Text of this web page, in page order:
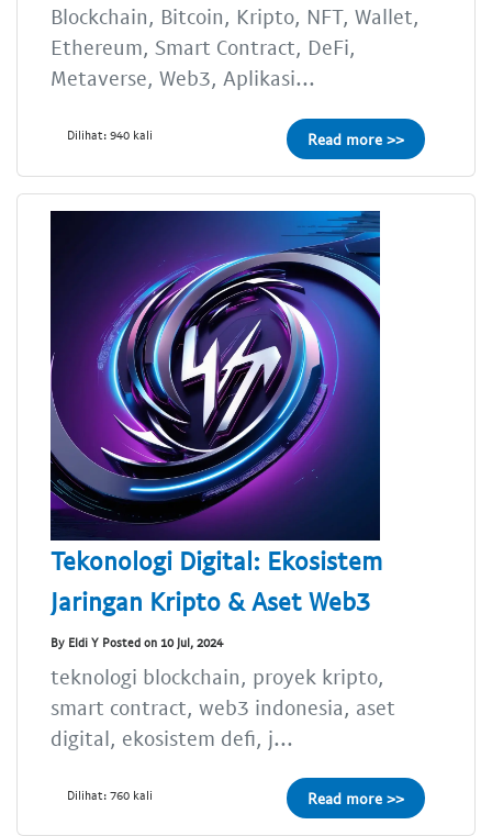
Blockchain, Bitcoin, Kripto, NFT, Wallet,
Ethereum, Smart Contract, DeFi,
Metaverse, Web3, Aplikasi...
Dilihat: 940 kali Read more >>
Tekonologi Digital: Ekosistem
Jaringan Kripto & Aset Web3
By Eldi Y Posted on 10 Jul, 2024
teknologi blockchain, proyek kripto,
smart contract, web3 indonesia, aset
digital, ekosistem defi, j...
Dilihat: 760 kali Read more >>